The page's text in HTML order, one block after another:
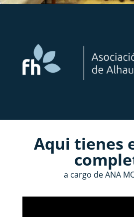
Aqui tienes
a cargo deANA